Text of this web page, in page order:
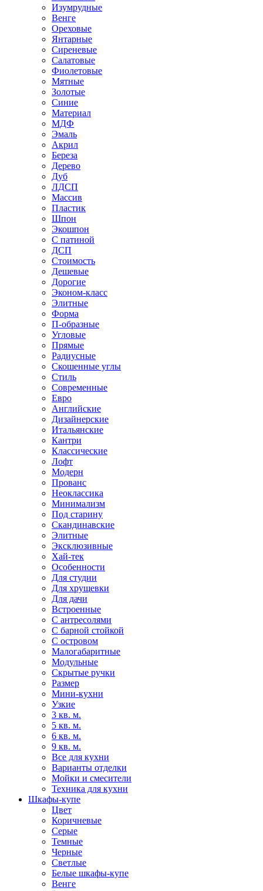
Изумрудные
Венге
Ореховые
Янтарные
Сиреневые
Салатовые
Фиолетовые
Мятные
Золотые
Синие
Материал
МДФ
Эмаль
Акрил
Береза
Дерево
Дуб
ЛДСП
Массив
Пластик
Шпон
Экошпон
С патиной
ДСП
Стоимость
Дешевые
Дорогие
Эконом-класс
Элитные
Форма
П-образные
Угловые
Прямые
Радиусные
Скошенные углы
Стиль
Современные
Евро
Английские
Дизайнерские
Итальянские
Кантри
Классические
Лофт
Модерн
Прованс
Неоклассика
Минимализм
Под старину
Скандинавские
Элитные
Эксклюзивные
Хай-тек
Особенности
Для студии
Для хрущевки
Для дачи
Встроенные
С антресолями
С барной стойкой
С островом
Малогабаритные
Модульные
Скрытые ручки
Размер
Мини-кухни
Узкие
3 кв. м.
5 кв. м.
6 кв. м.
9 кв. м.
Все для кухни
Варианты отделки
Мойки и смесители
Техника для кухни
Шкафы-купе
Цвет
Коричневые
Серые
Темные
Черные
Светлые
Белые шкафы-купе
Венге